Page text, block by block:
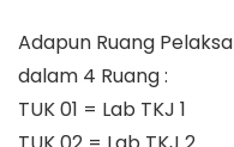
Adapun Ruang
dalam 4 Ruang :
TUK 01 = Lab TKJ 1